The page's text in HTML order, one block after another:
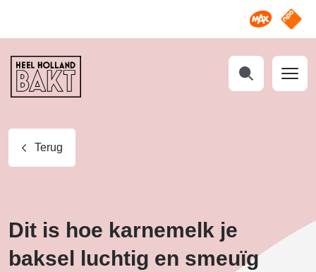
Omroep
NPO
Heel
Holland
Bakt
Terug
Dit is hoe karnemelk je
baksel luchtig en smeuïg